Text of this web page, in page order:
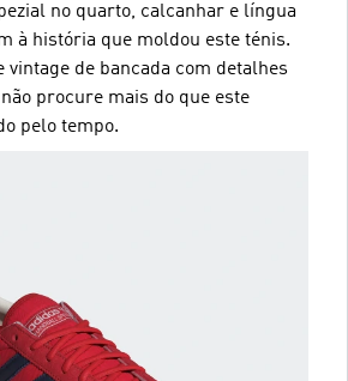
no quarto, calcanhar e língua
à história que moldou este ténis.
vintage de bancada com detalhes
procure mais do que este
pelo tempo.